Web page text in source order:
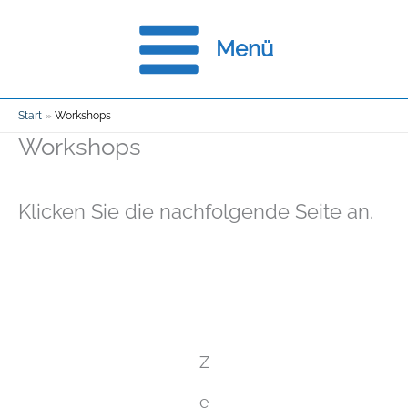
springen
Menü
Start Workshops
Workshops
Klicken Sie die nachfolgende Seite an.
Z
e